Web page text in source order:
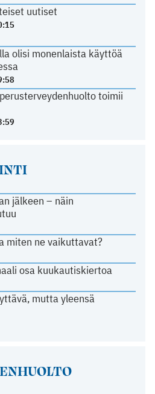
uutiset
olisi monenlaista käyttöä
toimii
jälkeen – näin
miten ne vaikuttavat?
osa kuukautiskiertoa
mutta yleensä